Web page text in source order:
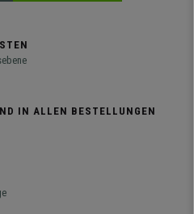
IN ALLEN BESTELLUNGEN